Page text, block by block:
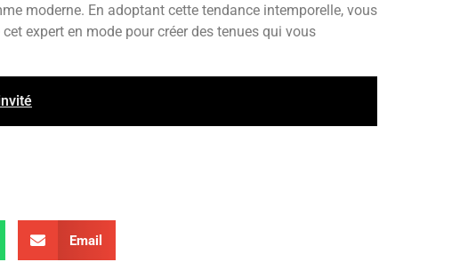
moderne. En adoptant cette tendance intemporelle, vous
expert en mode pour créer des tenues qui vous
Email